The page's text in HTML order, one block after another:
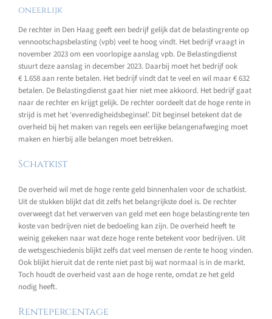
oneerlijk
De rechter in Den Haag geeft een bedrijf gelijk dat de belastingrente op
vennootschapsbelasting (vpb) veel te hoog vindt. Het bedrijf vraagt in
november 2023 om een voorlopige aanslag vpb. De Belastingdienst
stuurt deze aanslag in december 2023. Daarbij moet het bedrijf ook
€ 1.658 aan rente betalen. Het bedrijf vindt dat te veel en wil maar € 632
betalen. De Belastingdienst gaat hier niet mee akkoord. Het bedrijf gaat
naar de rechter en krijgt gelijk. De rechter oordeelt dat de hoge rente in
strijd is met het ‘evenredigheidsbeginsel’. Dit beginsel betekent dat de
overheid bij het maken van regels een eerlijke belangenafweging moet
maken en hierbij alle belangen moet betrekken.
Schatkist
De overheid wil met de hoge rente geld binnenhalen voor de schatkist.
Uit de stukken blijkt dat dit zelfs het belangrijkste doel is. De rechter
overweegt dat het verwerven van geld met een hoge belastingrente ten
koste van bedrijven niet de bedoeling kan zijn. De overheid heeft te
weinig gekeken naar wat deze hoge rente betekent voor bedrijven. Uit
de wetsgeschiedenis blijkt zelfs dat veel mensen de rente te hoog vinden.
Ook blijkt hieruit dat de rente niet past bij wat normaal is in de markt.
Toch houdt de overheid vast aan de hoge rente, omdat ze het geld
nodig heeft.
Rentepercentage